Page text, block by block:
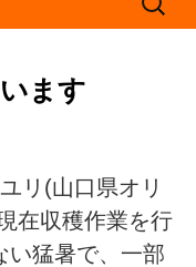
索:
ます
リ(山口県オリ
在収穫作業を行
い猛暑で、一部